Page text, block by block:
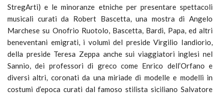
StregArti) e le minoranze etniche per presentare spettacoli
musicali curati da Robert Bascetta, una mostra di Angelo
Marchese su Onofrio Ruotolo, Bascetta, Bardi, Papa, ed altri
beneventani emigrati, i volumi del preside Virgilio Iandiorio,
della preside Teresa Zeppa anche sui viaggiatori inglesi nel
Sannio, dei professori di greco come Enrico dell’Orfano e
diversi altri, coronati da una miriade di modelle e modelli in
costumi d’epoca curati dal famoso stilista siciliano Salvatore